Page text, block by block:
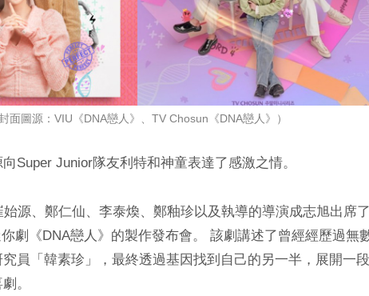
封面圖源：VIU《DNA戀人》、TV Chosun《DNA戀人》）
Super Junior隊友利特和神童表達了感激之情。
源、鄭仁仙、李泰煥、鄭釉珍以及執導的導演成志旭出席了
劇《DNA戀人》的製作發布會。 該劇講述了曾經經歷過無
員「韓素珍」，最終透過基因找到自己的另一半，展開一段
。